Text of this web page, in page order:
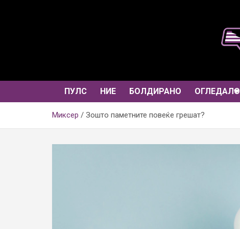
ПУЛС НИЕ БОЛДИРАНО ОГЛЕДАЛО
Миксер Зошто паметните повеќе грешат?